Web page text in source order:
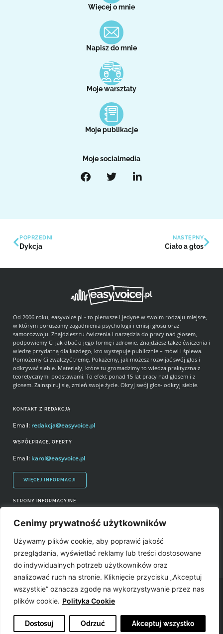
Cenimy prywatność użytkowników
Używamy plików cookie, aby poprawić jakość
przeglądania, wyświetlać reklamy lub treści dostosowane
do indywidualnych potrzeb użytkowników oraz
analizować ruch na stronie. Kliknięcie przycisku „Akceptuj
wszystkie” oznacza zgodę na wykorzystywanie przez nas
plików cookie. Polityka Cookie
Dostosuj Odrzuć Akceptuj wszystko
Więcej o mnie
Napisz do mnie
Moje warsztaty
Moje publikacje
Moje socialmedia
POPRZEDNI
Dykcja
NASTĘPNY
Ciało a głos
STRONY INFORMACYJNE
Źródła
KONTAKT Z REDAKCJĄ
Email: redakcja@easyvoice.pl
WSPÓŁPRACE, OFERTY
Email: karol@easyvoice.pl
WIĘCEJ INFORMACJI
Od 2006 roku, easyvoice.pl - to pierwsze i jedyne w swoim rodzaju miejsce,
w którym poruszamy zagadnienia psychologii i emisji głosu oraz
samorozwoju. Znajdziesz tu ćwiczenia i narzędzia do pracy nad głosem,
podpowiemy Ci jak dbać o jego formę i zdrowie. Znajdziesz także ćwiczenia i
wiedzę przydatną dla każdego, kto występuje publicznie – mówi i śpiewa.
Pomożemy Ci zwalczyć tremę. Pokażemy, jak możesz rozwijać swój głos i
odkrywać siebie. Materiały, które tu gromadzimy to wiedza praktyczna z
teoretycznymi podstawami. To efekt ponad 15 lat pracy nad głosem i z
głosem. Zainspiruj się, zmień swoje życie. Okryj swój głos- odkryj siebie.
Easyvoice.pl © 2006-2022. Wszystkie prawa zastrzeżone. Stronę zrobiły: